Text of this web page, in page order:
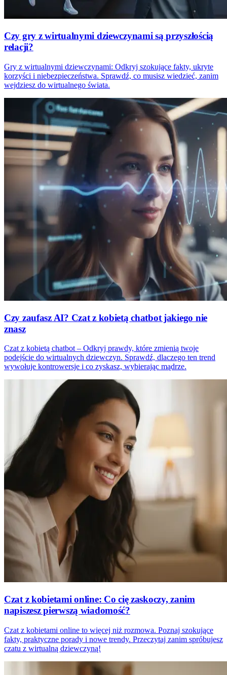
Czy gry z wirtualnymi dziewczynami są przyszłością
relacji?
Gry z wirtualnymi dziewczynami: Odkryj szokujące fakty, ukryte
korzyści i niebezpieczeństwa. Sprawdź, co musisz wiedzieć, zanim
wejdziesz do wirtualnego świata.
Czy zaufasz AI? Czat z kobietą chatbot jakiego nie
znasz
Czat z kobietą chatbot – Odkryj prawdy, które zmienią twoje
podejście do wirtualnych dziewczyn. Sprawdź, dlaczego ten trend
wywołuje kontrowersje i co zyskasz, wybierając mądrze.
Czat z kobietami online: Co cię zaskoczy, zanim
napiszesz pierwszą wiadomość?
Czat z kobietami online to więcej niż rozmowa. Poznaj szokujące
fakty, praktyczne porady i nowe trendy. Przeczytaj zanim spróbujesz
czatu z wirtualną dziewczyną!